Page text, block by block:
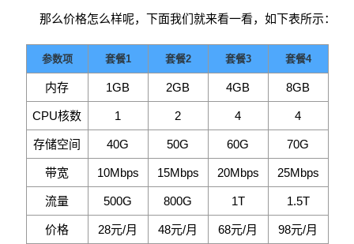
那么价格怎么样呢，下面我们就来看一看，如下表所示：
参数项 套餐1 套餐2 套餐3 套餐4
内存 1GB 2GB 4GB 8GB
CPU核数 1 2 4 4
存储空间 40G 50G 60G 70G
带宽 10Mbps 15Mbps 20Mbps 25Mbps
流量 500G 800G 1T 1.5T
价格 28元/月 48元/月 68元/月 98元/月